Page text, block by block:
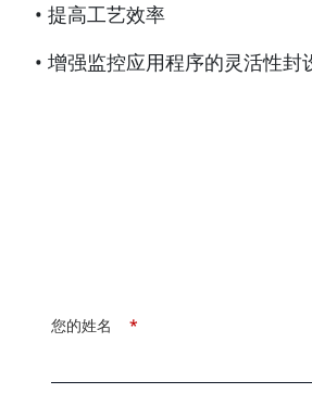
• 提高工艺效率
• 增强监控应用程序的灵活性封
*
您的姓名